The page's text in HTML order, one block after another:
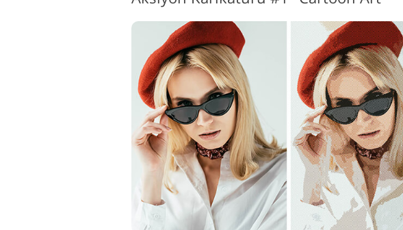
Ürün Rötuş Hizmetleri Mücevher Rötuş